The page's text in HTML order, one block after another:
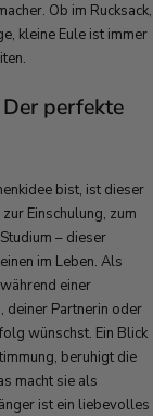
Ob im Rucksack,
kleine Eule ist immer
Der perfekte
bist, ist dieser
Einschulung, zum
– dieser
im Leben. Als
einer
deiner Partnerin oder
wünschst. Ein Blick
beruhigt die
macht sie als
ist ein liebevolles